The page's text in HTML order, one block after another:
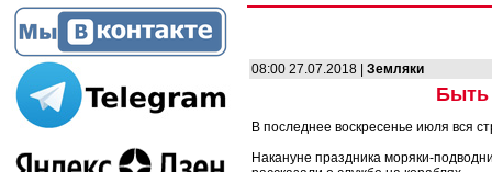
08:00 27.07.2018 | Земляки
Быть
В последнее воскресенье июля вся
Накануне праздника моряки-